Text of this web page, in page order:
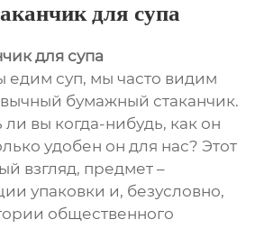
для супа
для супа
едим суп, мы часто видим
бумажный стаканчик.
вы когда-нибудь, как он
удобен он для нас? Этот
взгляд, предмет –
упаковки и, безусловно,
общественного